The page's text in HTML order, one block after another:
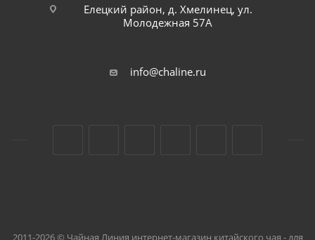
Елецкий район, д. Хмелинец, ул.
Молодежная 57А
info@chaline.ru
2011-2026 © Чайная Линия интернет-магазин китайского чая - для